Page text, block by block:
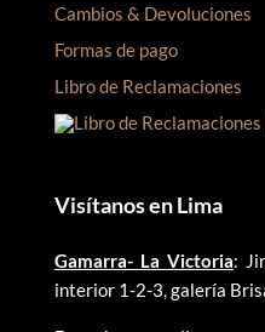
Cambios & Devoluciones
Formas de pago
Libro de Reclamaciones
Visítanos en Lima
Gamarra- La Victoria:
interior 1-2-3, galería